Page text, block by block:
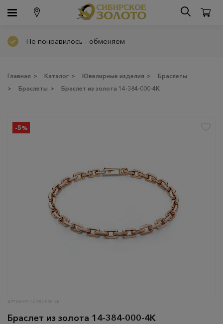
Не понравилось - обменяем
Главная > Каталог > Ювелирные изделия >
Браслеты
>
Браслеты > Браслет из золота 14-384-000-4К
-5%
АРТИКУЛ: 14-384-000-4К
Браслет из золота 14-384-000-4К